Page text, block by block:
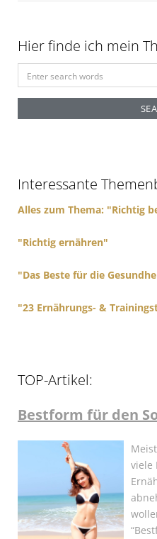
n
Hier finde ich mein
e
r
o
Interessante
Alles zum Thema: "Richtig
"Richtig ernähren"
"Das Beste für die
"23 Ernährungs- &
TOP-Artikel:
Bestform für den
viele